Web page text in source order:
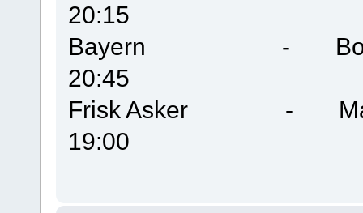
20:15
Bayern -
20:45
Frisk Asker -
19:00